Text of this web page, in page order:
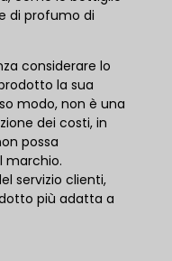
di profumo di
considerare lo
la sua
modo, non è una
dei costi, in
possa
marchio.
servizio clienti,
più adatta a